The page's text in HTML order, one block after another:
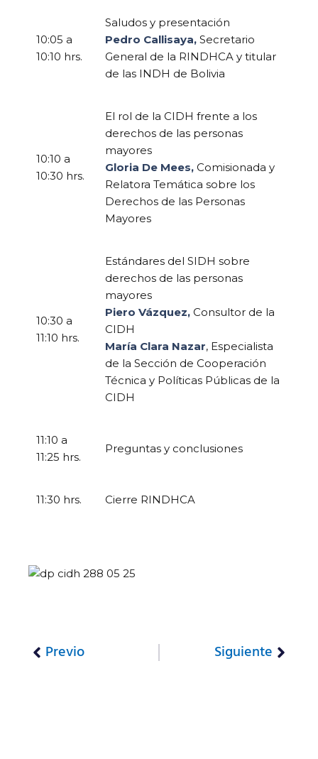
10:05 a
10:10 hrs.
Saludos y presentación
Pedro Callisaya, Secretario
General de la RINDHCA y titular
de las INDH de Bolivia
10:10 a
10:30 hrs.
El rol de la CIDH frente a los
derechos de las personas
mayores
Gloria De Mees, Comisionada y
Relatora Temática sobre los
Derechos de las Personas
Mayores
10:30 a
11:10 hrs.
Estándares del SIDH sobre
derechos de las personas
mayores
Piero Vázquez, Consultor de la
CIDH
María Clara Nazar, Especialista
de la Sección de Cooperación
Técnica y Políticas Públicas de la
CIDH
11:10 a
11:25 hrs.
Preguntas y conclusiones
11:30 hrs. Cierre RINDHCA
Previo Siguiente